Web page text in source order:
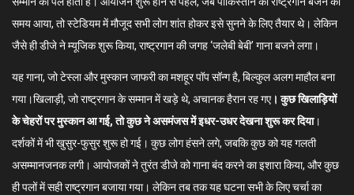
समय आया, तो स्टेडियम में मौजूद सभी लोग शांत होकर इसे सुनने के लिए तैयार थे। लेकिन
जैसे ही डीजे ने म्यूजिक शुरू किया, राष्ट्रगान की जगह ‘जलेबी बेबी’ गाना बजने लगा।
यह गाना, जो टेस्ला और मुस्कान जाफरी का मशहूर पॉप सॉन्ग है, बिल्कुल अलग माहौल बना
गया।खिलाड़ी, जो राष्ट्रगान के सम्मान में खड़े थे, अचानक हैरान रह गए। कुछ खिलाड़ियों
के चेहरों पर मुस्कान आ गई, तो कुछ ने असमंजस में इधर-उधर देखना शुरू कर दिया।
दर्शकों में भी खुसुर-फुसुर शुरू हो गई। कुछ लोग हंसने लगे, जबकि कुछ को यह गलती
असम्मानजनक लगी। आयोजकों ने तुरंत डीजे को गाना बंद करने का इशारा किया, और कुछ
ही पलों में सही राष्ट्रगान बजाया गया। लेकिन तब तक यह घटना सभी के लिए चर्चा का